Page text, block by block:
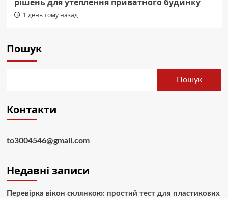
1 день тому назад
Пошук
Пошук
Контакти
to3004546@gmail.com
Недавні записи
Перевірка вікон склянкою: простий тест для пластикових